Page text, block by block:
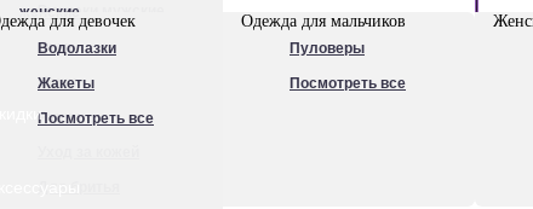
Рюкзаки мужские
Посмотреть все
женские
Очки
Ножи
Ручки
для девочек
Водолазки
Жакеты
Посмотреть все
Одежда для мальчиков
Пуловеры
Посмотреть все